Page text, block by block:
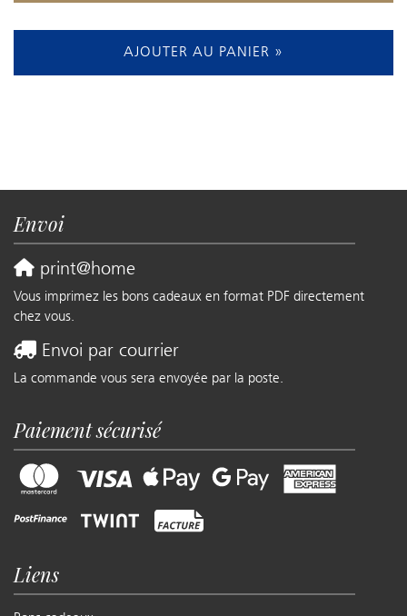
AJOUTER AU PANIER »
Envoi
print@home
Vous imprimez les bons cadeaux en format PDF directement
chez vous.
Envoi par courrier
La commande vous sera envoyée par la poste.
Paiement sécurisé
Liens